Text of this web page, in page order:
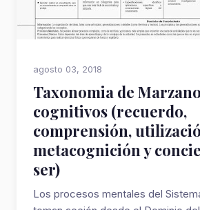
agosto 03, 2018
Taxonomia de
cognitivos (recuerdo,
comprensión,
metacognición y
ser)
Los procesos mentales del